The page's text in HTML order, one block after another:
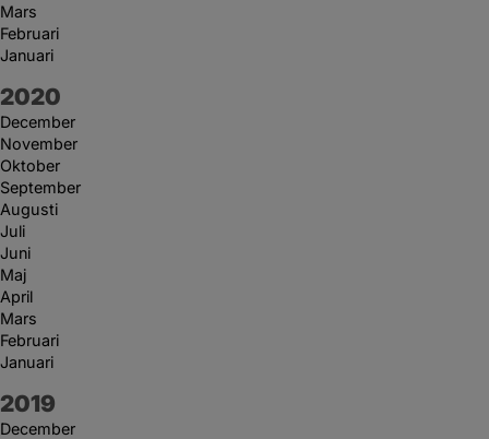
Mars
Februari
Januari
År:
2020
December
November
Oktober
September
Augusti
Juli
Juni
Maj
April
Mars
Februari
Januari
År:
2019
December